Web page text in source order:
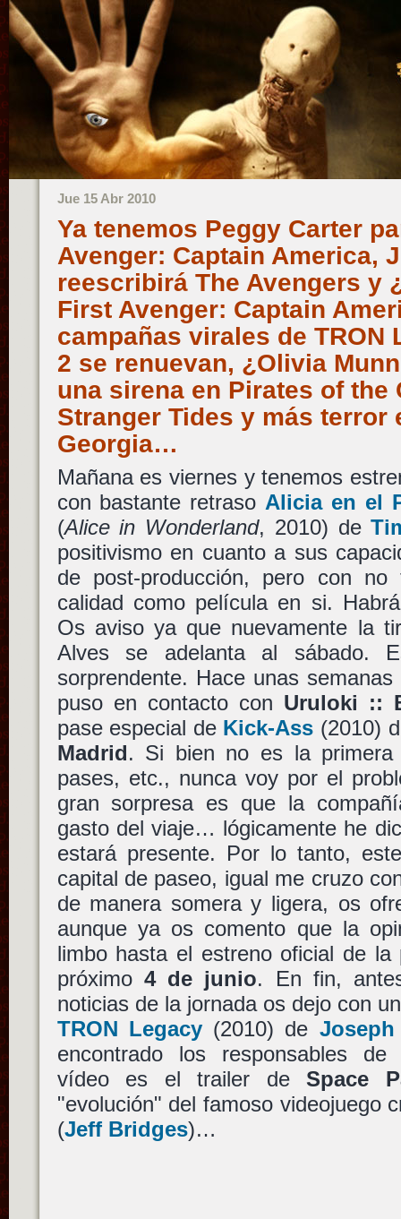
Jue 15 Abr 2010
Ya tenemos Peggy Carter
Avenger: Captain America,
reescribirá The Avengers y
First Avenger: Captain
campañas virales de TRON
2 se renuevan, ¿Olivia
una sirena en Pirates of the
Stranger Tides y más terror
Georgia…
Mañana es viernes y tenemos
con bastante retraso Alicia en el
(Alice in Wonderland, 2010) de
positivismo en cuanto a sus
de post-producción, pero con
calidad como película en si.
Os aviso ya que nuevamente la
Alves se adelanta al sábado.
sorprendente. Hace unas semanas
puso en contacto con Uruloki ::
pase especial de Kick-Ass (2010)
Madrid. Si bien no es la
pases, etc., nunca voy por el
gran sorpresa es que la
gasto del viaje… lógicamente he
estará presente. Por lo tanto,
capital de paseo, igual me cruzo
de manera somera y ligera, os
aunque ya os comento que la
limbo hasta el estreno oficial de
próximo 4 de junio. En fin,
noticias de la jornada os dejo con
TRON Legacy(2010) de
encontrado los responsables
vídeo es el trailer deSpace
"evolución" del famoso videojuego
(Jeff Bridges)…